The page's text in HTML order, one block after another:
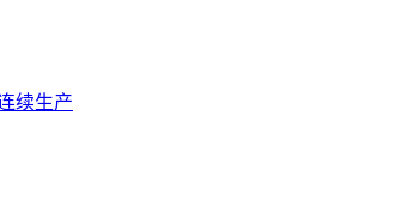
续生产